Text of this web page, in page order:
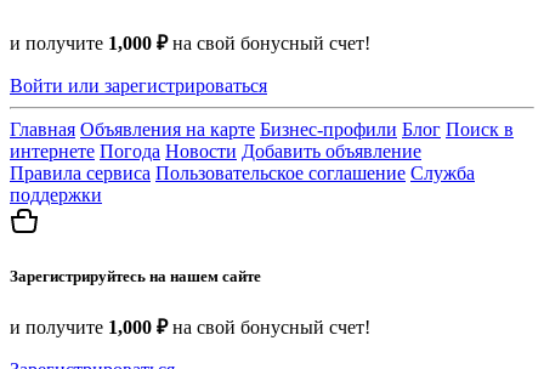
и получите 1,000 ₽на свой бонусный счет!
Войти или зарегистрироваться
Главная Объявления на карте Бизнес-профили Блог Поиск в
интернете Погода Новости Добавить объявление
Правила сервиса Пользовательское соглашение Служба
поддержки
Зарегистрируйтесь на нашем сайте
и получите 1,000 ₽на свой бонусный счет!